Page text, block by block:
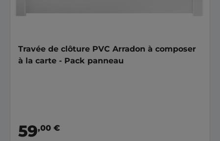
Travée de clôture PVC Arradon à composer
à la carte - Pack panneau
59,00 €